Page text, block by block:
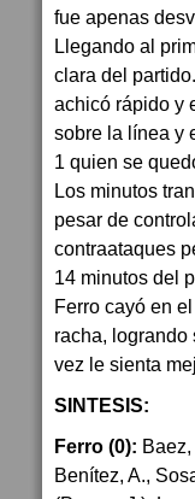
fue apenas
Llegando al
clara del
achicó rápido y
sobre la línea y
1 quien se
Los minutos
pesar de
contraataques
14 minutos del
Ferro cayó en
racha, logrando
vez le sienta
SINTESIS:
Ferro (0):
Benítez, A.,